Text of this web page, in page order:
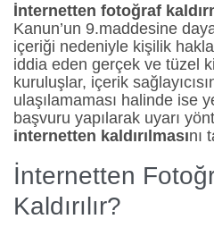
İnternetten fotoğraf
Kanun’un 9.maddesine
içeriği nedeniyle kişilik
iddia eden gerçek ve tüzel
kuruluşlar, içerik
ulaşılamaması halinde ise
başvuru yapılarak uyarı
internetten kaldırılmasını
İnternetten
Kaldırılır?